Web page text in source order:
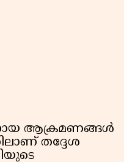
ആക്രമണങ്ങൾ
തദ്ദേശ